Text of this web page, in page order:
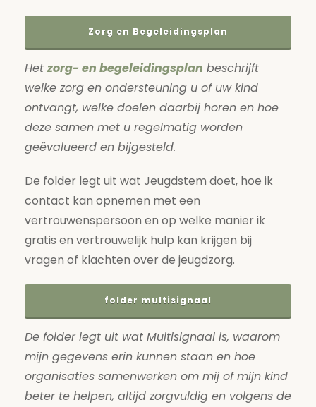
Zorg en Begeleidingsplan
Hetzorg- en begeleidingsplan beschrijft
welke zorg en ondersteuning u of uw kind
ontvangt, welke doelen daarbij horen en hoe
deze samen met u regelmatig worden
geëvalueerd en bijgesteld.
De folder legt uit wat Jeugdstem doet, hoe ik
contact kan opnemen met een
vertrouwenspersoon en op welke manier ik
gratis en vertrouwelijk hulp kan krijgen bij
vragen of klachten over de jeugdzorg.
folder multisignaal
De folder legt uit wat Multisignaal is, waarom
mijn gegevens erin kunnen staan en hoe
organisaties samenwerken om mij of mijn kind
beter te helpen, altijd zorgvuldig en volgens de